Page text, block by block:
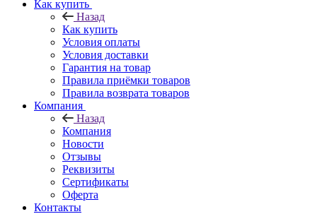
Как купить
Назад
Как купить
Условия оплаты
Условия доставки
Гарантия на товар
Правила приёмки товаров
Правила возврата товаров
Компания
Назад
Компания
Новости
Отзывы
Реквизиты
Сертификаты
Оферта
Контакты